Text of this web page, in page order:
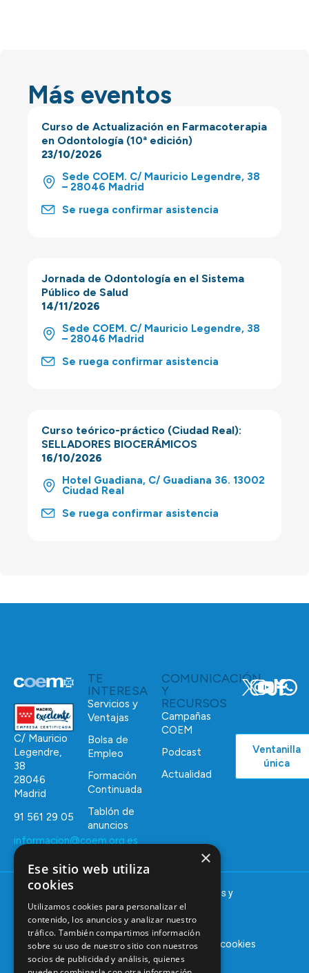
Más eventos
Curso de Actualización en Farmacoterapia
en Odontología (10ª edición)
23/10/2026
Sede COEM. C/ Mauricio Legendre, 38
– 28046 Madrid
Se ruega confirmar asistencia
Jornada de Odontología en el Sistema
Público de Salud
14/11/2026
Sede COEM. C/ Mauricio Legendre, 38
– 28046 Madrid
Se ruega confirmar asistencia
Curso teórico-práctico (Ciudad Real):
SELLADORES BIOCERÁMICOS
16/10/2026
Hotel Guadiana, C/ Guadiana 36. 13002
Ciudad Real
Se ruega confirmar asistencia
C/ Mauricio
Legendre,
38
28046
Madrid
91 561 29 05
informacion@coem.org.es
TE
INTERESA
Servicios y
Ventajas
Bolsa de
Empleo
Formación
Continuada
Tablón de
anuncios
COMUNICACIÓN
Y
RECURSOS
Campañas
COEM
Podcast
Actualidad
Ventanilla
única
© 2025 – COEM – Colegio Oficial de Odontólogos y
Estomatólogos de la I región
Aviso legal Política de privacidadPolítica de cookies
×
Ese sitio web utiliza
cookies
Utilizamos cookies para personalizar el
contenido, los anuncios y analizar nuestro
tráfico. También compartimos información
sobre su uso de nuestro sitio con nuestros
socios de publicidad y análisis, quienes